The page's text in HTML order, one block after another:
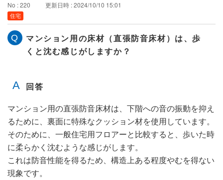
No : 220 更新日時 : 2024/10/10 15:01
住宅
マンション用の床材（直張防音床材）は、歩
くと沈む感じがしますか？
マンション用の直張防音床材は、下階への音の振動を抑え
るために、裏面に特殊なクッション材を使用しています。
そのために、一般住宅用フロアーと比較すると、歩いた時
に柔らかく沈むような感じがします。
これは防音性能を得るため、構造上ある程度やむを得ない
現象です。